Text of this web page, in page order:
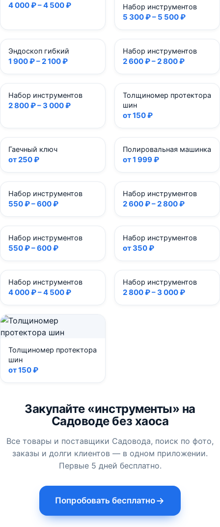
4 000 ₽ – 4 500 ₽ Набор инструментов
5 300 ₽ – 5 500 ₽
Эндоскоп гибкий
1 900 ₽ – 2 100 ₽
Набор инструментов
2 600 ₽ – 2 800 ₽
Набор инструментов
2 800 ₽ – 3 000 ₽
Толщиномер протектора
шин
от 150 ₽
Гаечный ключ
от 250 ₽
Полировальная машинка
от 1 999 ₽
Набор инструментов
550 ₽ – 600 ₽
Набор инструментов
2 600 ₽ – 2 800 ₽
Набор инструментов
550 ₽ – 600 ₽
Набор инструментов
от 350 ₽
Набор инструментов
4 000 ₽ – 4 500 ₽
Набор инструментов
2 800 ₽ – 3 000 ₽
Толщиномер протектора
шин
от 150 ₽
Закупайте «инструменты» на
Садоводе без хаоса
Все товары и поставщики Садовода, поиск по фото,
заказы и долги клиентов — в одном приложении.
Первые 5 дней бесплатно.
Попробовать бесплатно